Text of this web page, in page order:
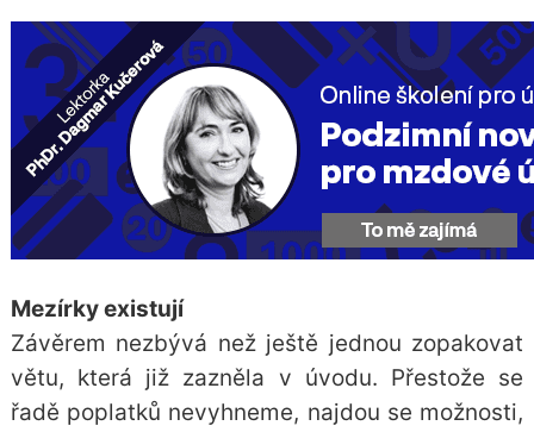
Mezírky existují
Závěrem nezbývá než ještě jednou zopakovat
větu, která již zazněla v úvodu. Přestože se
řadě poplatků nevyhneme, najdou se možnosti,